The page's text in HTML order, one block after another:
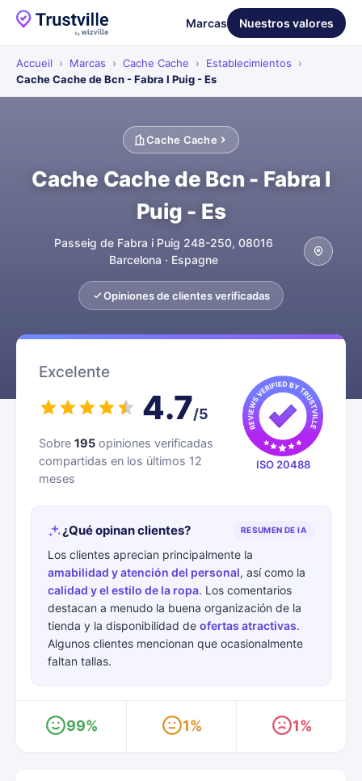
Marcas Nuestros valores
Accueil › Marcas › Cache Cache › Establecimientos
›
Cache Cache de Bcn - Fabra I Puig - Es
Cache Cache
Cache Cache de Bcn - Fabra I
Puig - Es
Passeig de Fabra i Puig 248-250, 08016
Barcelona · Espagne
Opiniones de clientes verificadas
Excelente
4.7/5
Sobre 195 opiniones verificadas
compartidas en los últimos 12
meses
ISO 20488
¿Qué opinan clientes? RESUMEN DE IA
Los clientes aprecian principalmente la
amabilidad y atención del personal, así como la
calidad y el estilo de la ropa. Los comentarios
destacan a menudo la buena organización de la
tienda y la disponibilidad de ofertas atractivas.
Algunos clientes mencionan que ocasionalmente
faltan tallas.
99% 1% 1%